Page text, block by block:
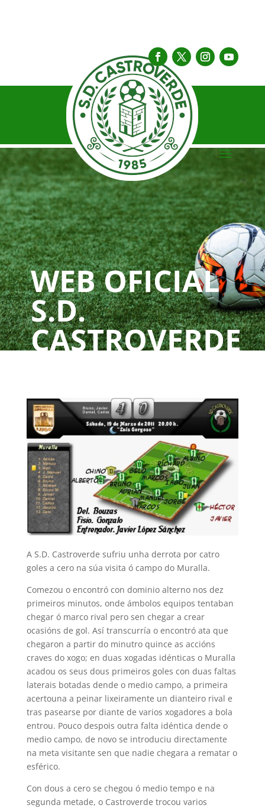
WEB OFICIAL
S.D.
CASTROVERDE
A S.D. Castroverde sufriu unha derrota por catro
goles a cero na súa visita ó campo do Muralla.
Comezou o encontró con dominio alterno nos dez
primeiros minutos, onde ámbolos equipos tentaban
chegar ó marco rival pero sen chegar a crear
ocasións de gol. Así transcurría o encontró ata que
chegaron a partir do minutro quince as accións
craves do xogo; en duas xogadas idénticas o Muralla
acadou os seus dous primeiros goles con duas faltas
laterais botadas dende o medio campo, a primeira
acertouna a peinar lixeiramente un dianteiro rival e
tras pasearse por diante de varios xogadores a bola
entrou. Pouco despois outra falta idéntica dende o
medio campo, de novo se introduciu directamente
na meta visitante sen que nadie chegara a rematar o
esférico.
Con dous a cero se chegou ó medio tempo e na
segunda metade, o Castroverde trocou varios